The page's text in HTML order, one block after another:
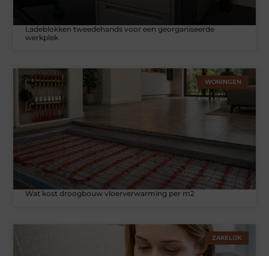
Ladeblokken tweedehands voor een georganiseerde
werkplek
WONINGEN
Wat kost droogbouw vloerverwarming per m2
ZAKELIJK